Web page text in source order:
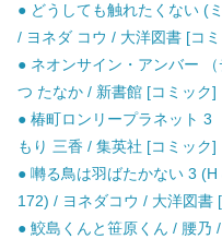
● どうしても触れたくない (
/ ヨネダ コウ / 大洋図書 [コ
● ネオンサイン・アンバー
つ たなか / 新書館 [コミック]
● 椿町ロンリープラネット 3
もり 三香 / 集英社 [コミック]
● 囀る鳥は羽ばたかない 3
172) / ヨネダコウ / 大洋図書
● 鮫島くんと笹原くん / 腰乃